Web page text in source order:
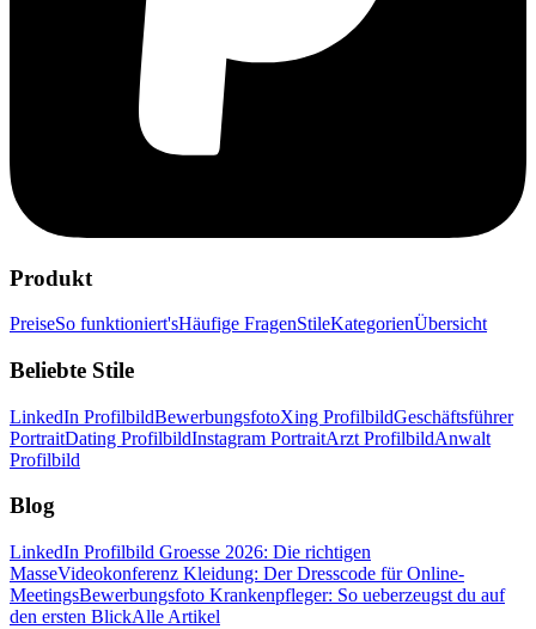
Produkt
PreiseSo funktioniert'sHäufige FragenStileKategorienÜbersicht
Beliebte Stile
LinkedIn ProfilbildBewerbungsfotoXing ProfilbildGeschäftsführer
PortraitDating ProfilbildInstagram PortraitArzt ProfilbildAnwalt
Profilbild
Blog
LinkedIn Profilbild Groesse 2026: Die richtigen
MasseVideokonferenz Kleidung: Der Dresscode für Online-
MeetingsBewerbungsfoto Krankenpfleger: So ueberzeugst du auf
den ersten BlickAlle Artikel